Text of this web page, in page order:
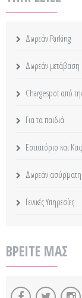
Δωρεάν Parking
Δωρεάν μετάβαση
Chargespot από
Για τα παιδιά
Εστιατόριο και
Δωρεάν ασύρματη
Γενικές Υπηρεσίες
ΒΡΕΙΤΕ ΜΑΣ